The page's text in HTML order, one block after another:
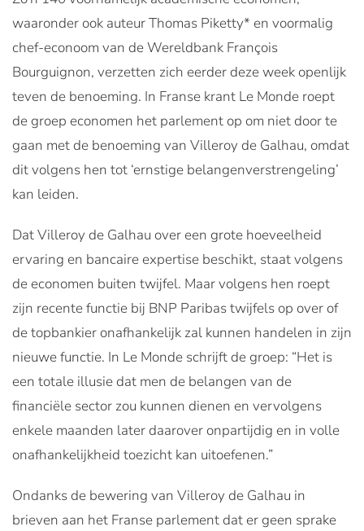
waaronder ook auteur Thomas Piketty* en voormalig
chef-econoom van de Wereldbank François
Bourguignon, verzetten zich eerder deze week openlijk
teven de benoeming. In Franse krant Le Monde roept
de groep economen het parlement op om niet door te
gaan met de benoeming van Villeroy de Galhau, omdat
dit volgens hen tot ‘ernstige belangenverstrengeling’
kan leiden.
Dat Villeroy de Galhau over een grote hoeveelheid
ervaring en bancaire expertise beschikt, staat volgens
de economen buiten twijfel. Maar volgens hen roept
zijn recente functie bij BNP Paribas twijfels op over of
de topbankier onafhankelijk zal kunnen handelen in zijn
nieuwe functie. In Le Monde schrijft de groep: “Het is
een totale illusie dat men de belangen van de
financiële sector zou kunnen dienen en vervolgens
enkele maanden later daarover onpartijdig en in volle
onafhankelijkheid toezicht kan uitoefenen.”
Ondanks de bewering van Villeroy de Galhau in
brieven aan het Franse parlement dat er geen sprake